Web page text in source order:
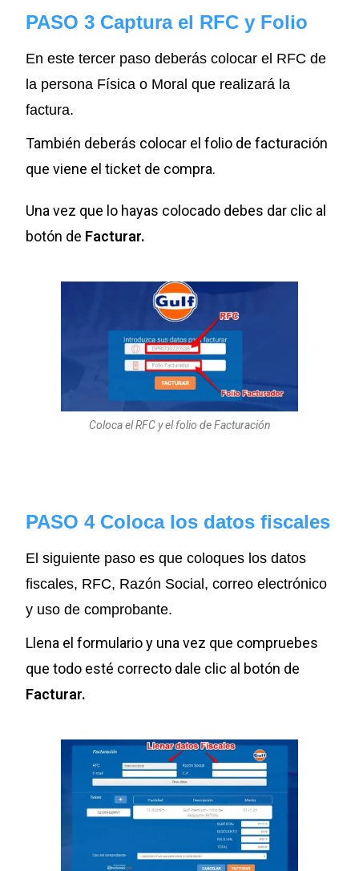
PASO 3 Captura el RFC y Folio
En este tercer paso deberás colocar el RFC de
la persona Física o Moral que realizará la
factura.
También deberás colocar el folio de facturación
que viene el ticket de compra.
Una vez que lo hayas colocado debes dar clic al
botón de Facturar.
Coloca el RFC y el folio de Facturación
PASO 4 Coloca los datos fiscales
El siguiente paso es que coloques los datos
fiscales, RFC, Razón Social, correo electrónico
y uso de comprobante.
Llena el formulario y una vez que compruebes
que todo esté correcto dale clic al botón de
Facturar.